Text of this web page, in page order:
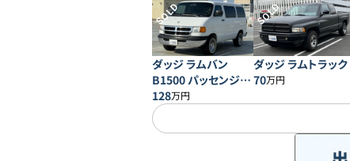
SOLD
ダッジ ラムバン
B1500 パッセンジャ
ー ショート
128万円
SOLD
ダッジ ラムトラック
70万円